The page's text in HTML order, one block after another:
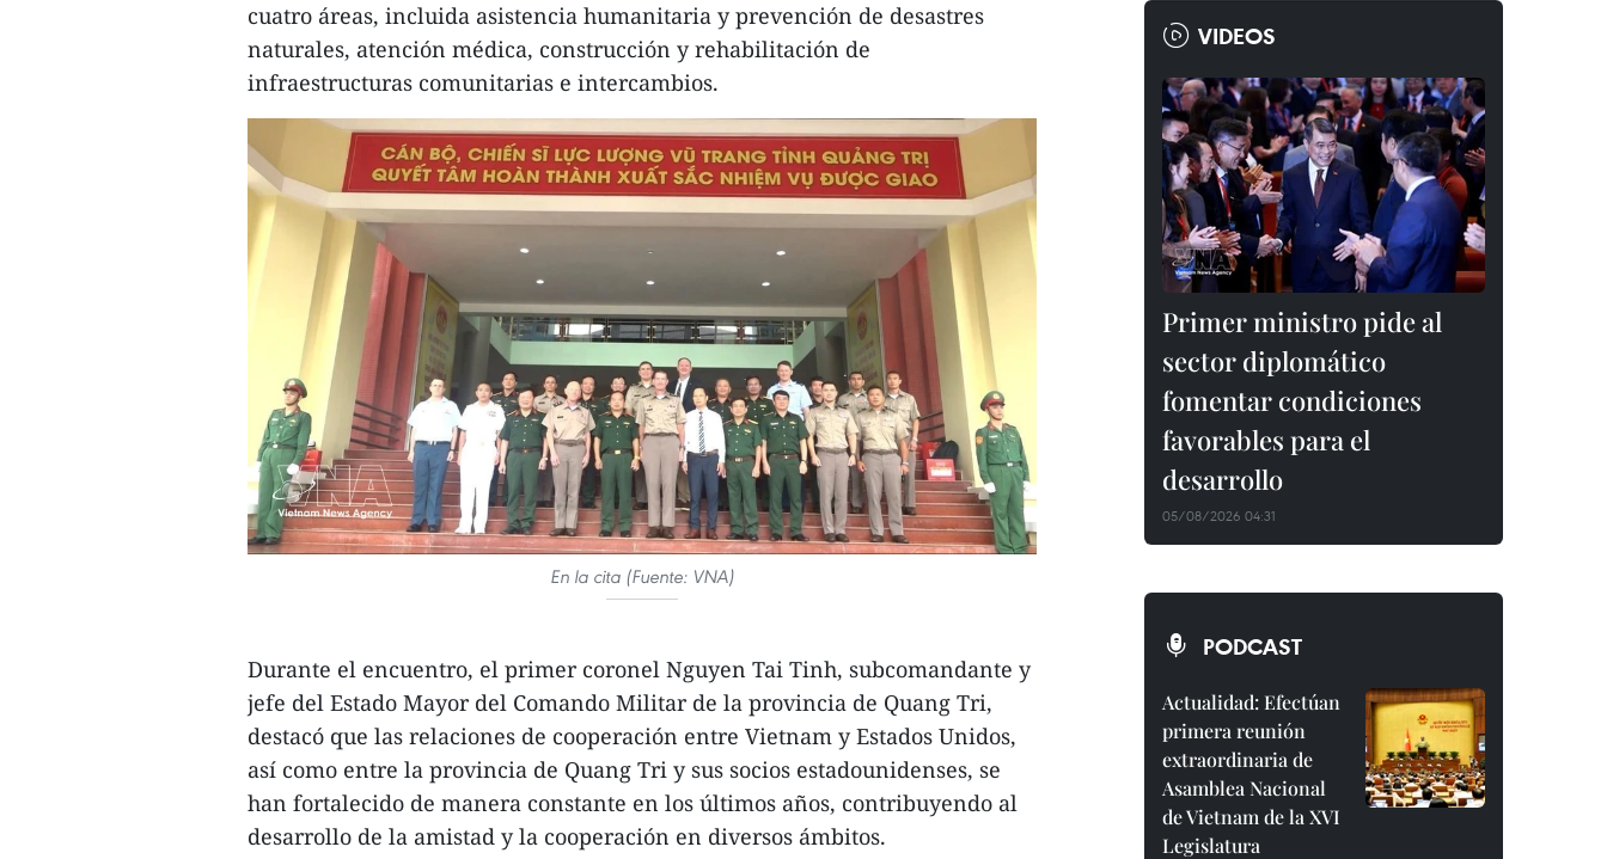
cuatro áreas, incluida asistencia humanitaria y prevención de desastres
naturales, atención médica, construcción y rehabilitación de
infraestructuras comunitarias e intercambios.
En la cita (Fuente: VNA)
Durante el encuentro, el primer coronel Nguyen Tai Tinh, subcomandante y
jefe del Estado Mayor del Comando Militar de la provincia de Quang Tri,
destacó que las relaciones de cooperación entre Vietnam y Estados Unidos,
así como entre la provincia de Quang Tri y sus socios estadounidenses, se
han fortalecido de manera constante en los últimos años, contribuyendo al
desarrollo de la amistad y la cooperación en diversos ámbitos.
VIDEOS
Primer ministro pide al
sector diplomático
fomentar condiciones
favorables para el
desarrollo
05/08/2026 04:31
PODCAST
Actualidad: Efectúan
primera reunión
extraordinaria de
Asamblea Nacional
de Vietnam de la XVI
Legislatura